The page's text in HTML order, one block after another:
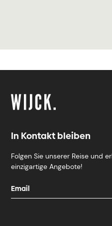
In Kontakt bleiben
Folgen Sie unserer Reise und
einzigartige Angebote!